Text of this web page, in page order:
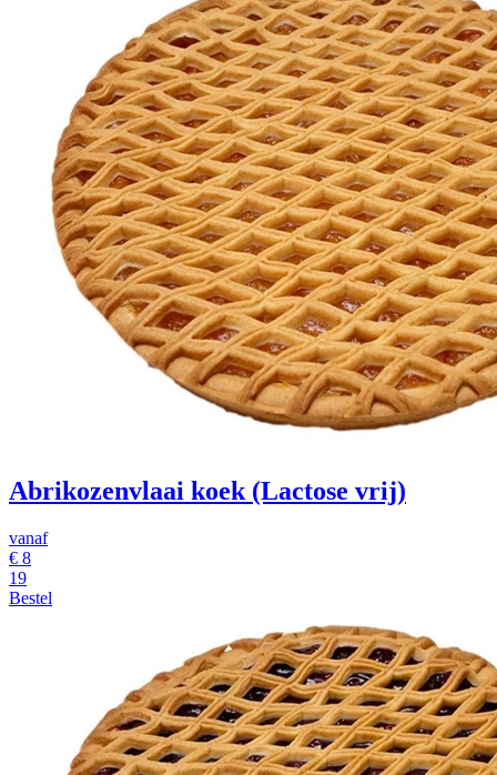
Abrikozenvlaai koek (Lactose vrij)
vanaf
€ 8
19
Bestel